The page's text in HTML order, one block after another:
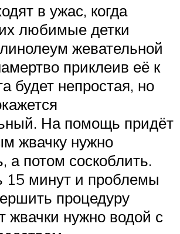
в ужас, когда
любимые детки
жевательной
приклеив её к
будет непростая, но
На помощь придёт
жвачку нужно
а потом соскоблить.
15 минут и проблемы
процедуру
жвачки нужно водой с